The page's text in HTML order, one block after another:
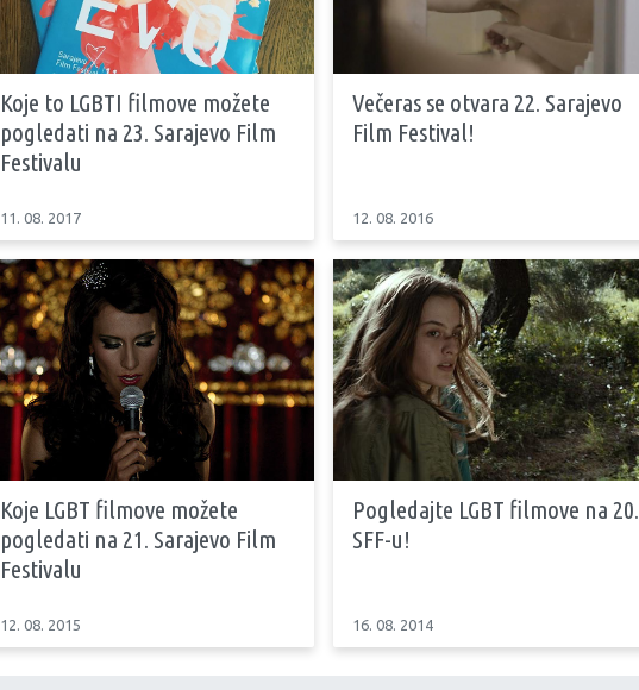
Koje to LGBTI filmove možete
pogledati na 23. Sarajevo Film
Festivalu
11. 08. 2017
Večeras se otvara 22. Sarajevo
Film Festival!
12. 08. 2016
Koje LGBT filmove možete
pogledati na 21. Sarajevo Film
Festivalu
12. 08. 2015
Pogledajte LGBT filmove na 20.
SFF-u!
16. 08. 2014